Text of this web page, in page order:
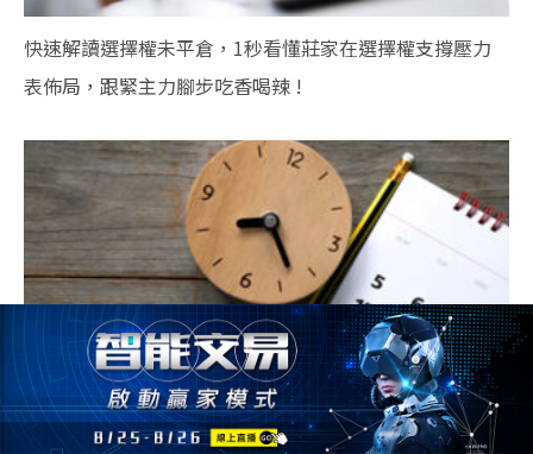
快速解讀選擇權未平倉，1秒看懂莊家在選擇權支撐壓力
表佈局，跟緊主力腳步吃香喝辣 !